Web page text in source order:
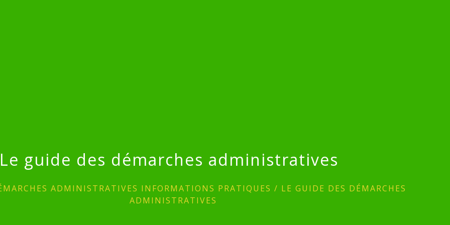
Le guide des démarches administratives
ADMINISTRATIVES INFORMATIONS PRATIQUES / LE GUIDE DES DÉMARCHES
ADMINISTRATIVES